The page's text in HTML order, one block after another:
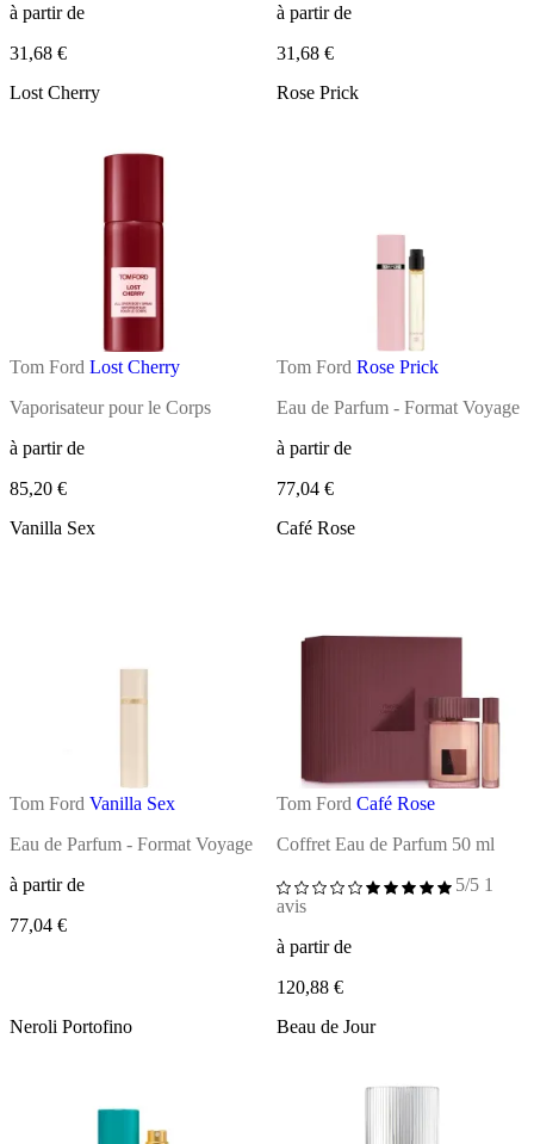
à partir de
31,68 €
à partir de
31,68 €
Lost Cherry
Tom Ford Lost Cherry
Vaporisateur pour le Corps
à partir de
85,20 €
Rose Prick
Tom Ford Rose Prick
Eau de Parfum - Format Voyage
à partir de
77,04 €
Vanilla Sex
Tom Ford Vanilla Sex
Eau de Parfum - Format Voyage
à partir de
77,04 €
Café Rose
Tom Ford Café Rose
Coffret Eau de Parfum 50 ml
5/5 1
avis
à partir de
120,88 €
Neroli Portofino
Beau de Jour